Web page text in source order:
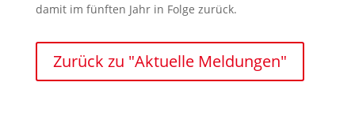
damit im fünften Jahr in Folge zurück.
Zurück zu "Aktuelle Meldungen"